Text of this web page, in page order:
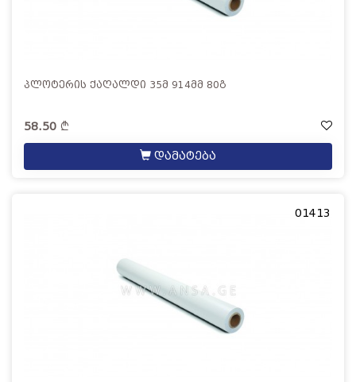
პლოტერის ქაღალდი 35მ 914მმ 80გ
58.50
დამატება
01413